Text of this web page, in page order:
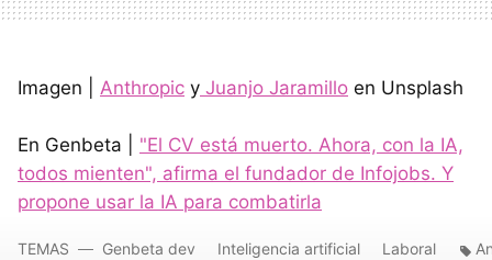
Imagen | Anthropic y Juanjo Jaramillo en Unsplash
En Genbeta | "El CV está muerto. Ahora, con la IA,
todos mienten", afirma el fundador de Infojobs. Y
propone usar la IA para combatirla
TEMAS Genbeta dev Inteligencia artificial Laboral